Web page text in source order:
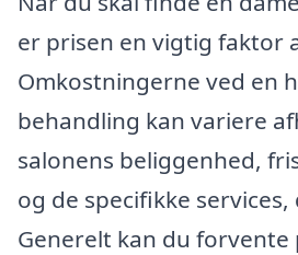
er prisen en vigtig faktor
Omkostningerne ved en
behandling kan variere
salonens beliggenhed,
og de specifikke
Generelt kan du forvente